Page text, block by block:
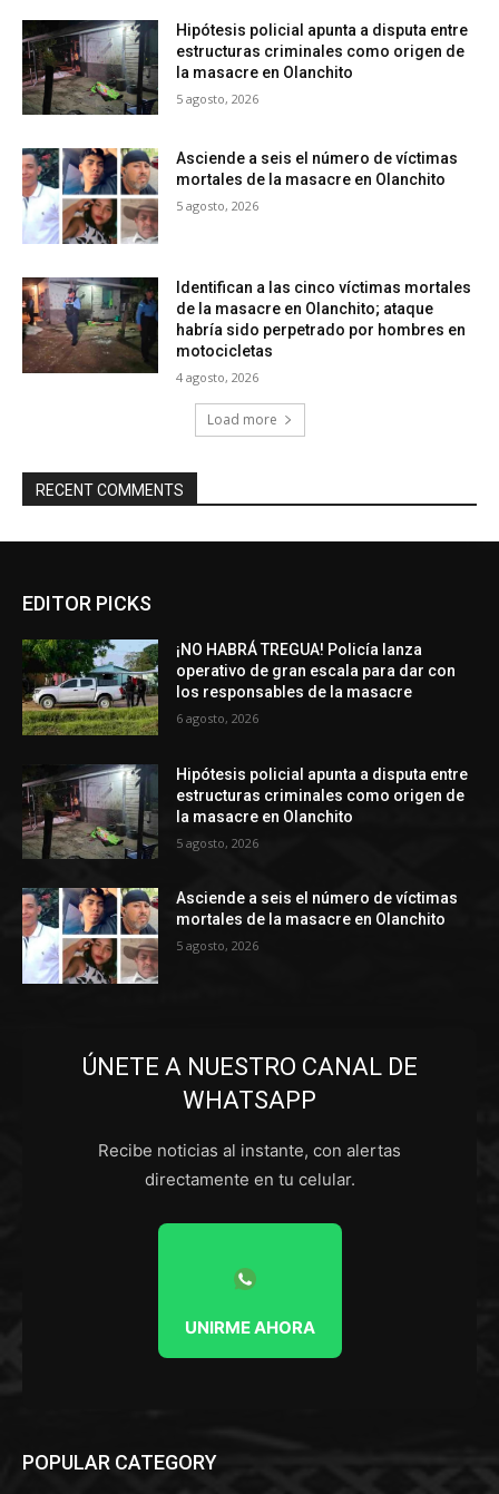
Hipótesis policial apunta a disputa entre
estructuras criminales como origen de
la masacre en Olanchito
5 agosto, 2026
Asciende a seis el número de víctimas
mortales de la masacre en Olanchito
5 agosto, 2026
Identifican a las cinco víctimas mortales
de la masacre en Olanchito; ataque
habría sido perpetrado por hombres en
motocicletas
4 agosto, 2026
Load more
RECENT COMMENTS
EDITOR PICKS
¡NO HABRÁ TREGUA! Policía lanza
operativo de gran escala para dar con
los responsables de la masacre
6 agosto, 2026
Hipótesis policial apunta a disputa entre
estructuras criminales como origen de
la masacre en Olanchito
5 agosto, 2026
Asciende a seis el número de víctimas
mortales de la masacre en Olanchito
5 agosto, 2026
ÚNETE A NUESTRO CANAL DE
WHATSAPP
Recibe noticias al instante, con alertas
directamente en tu celular.
UNIRME AHORA
POPULAR CATEGORY